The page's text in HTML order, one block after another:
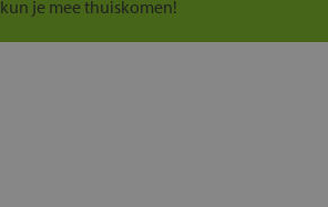
kun je mee thuiskomen!